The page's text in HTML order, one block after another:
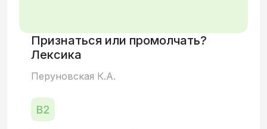
Признаться или промолчать?
Лексика
Перуновская К.А.